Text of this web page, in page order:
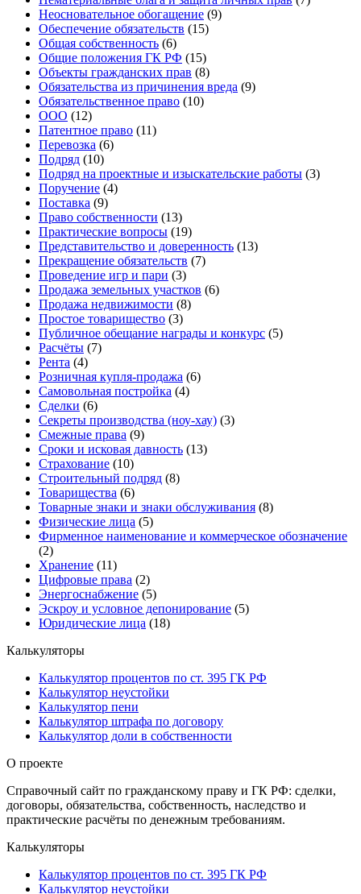
Неосновательное обогащение (9)
Обеспечение обязательств (15)
Общая собственность (6)
Общие положения ГК РФ (15)
Объекты гражданских прав (8)
Обязательства из причинения вреда (9)
Обязательственное право (10)
ООО (12)
Патентное право (11)
Перевозка (6)
Подряд (10)
Подряд на проектные и изыскательские работы (3)
Поручение (4)
Поставка (9)
Право собственности (13)
Практические вопросы (19)
Представительство и доверенность (13)
Прекращение обязательств (7)
Проведение игр и пари (3)
Продажа земельных участков (6)
Продажа недвижимости (8)
Простое товарищество (3)
Публичное обещание награды и конкурс (5)
Расчёты (7)
Рента (4)
Розничная купля-продажа (6)
Самовольная постройка (4)
Сделки (6)
Секреты производства (ноу-хау) (3)
Смежные права (9)
Сроки и исковая давность (13)
Страхование (10)
Строительный подряд (8)
Товарищества (6)
Товарные знаки и знаки обслуживания (8)
Физические лица (5)
Фирменное наименование и коммерческое обозначение
(2)
Хранение (11)
Цифровые права (2)
Энергоснабжение (5)
Эскроу и условное депонирование (5)
Юридические лица (18)
Калькуляторы
Калькулятор процентов по ст. 395 ГК РФ
Калькулятор неустойки
Калькулятор пени
Калькулятор штрафа по договору
Калькулятор доли в собственности
О проекте
Справочный сайт по гражданскому праву и ГК РФ: сделки,
договоры, обязательства, собственность, наследство и
практические расчёты по денежным требованиям.
Калькуляторы
Калькулятор процентов по ст. 395 ГК РФ
Калькулятор неустойки